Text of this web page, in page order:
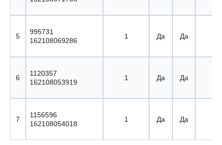
5
995731
162108069286
1 Да Да
6
1120357
162108053919
1 Да Да
7
1156596
162108054018
1 Да Да